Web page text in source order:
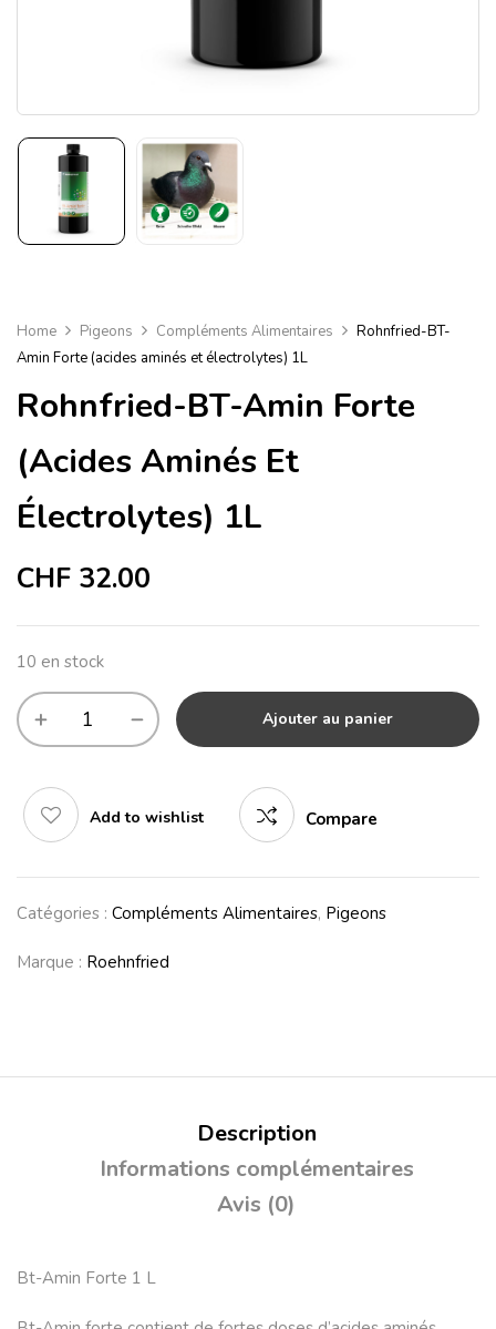
Home Pigeons Compléments Alimentaires
Rohnfried-BT-
Amin Forte (acides aminés et électrolytes) 1L
Rohnfried-BT-Amin Forte
(acides Aminés Et
Électrolytes) 1L
CHF 32.00
10 en stock
Ajouter au panier
Alternative:
Add to wishlist Compare
Catégories : Compléments Alimentaires, Pigeons
Marque : Roehnfried
Description
Informations complémentaires
Avis (0)
Bt-Amin Forte 1 L